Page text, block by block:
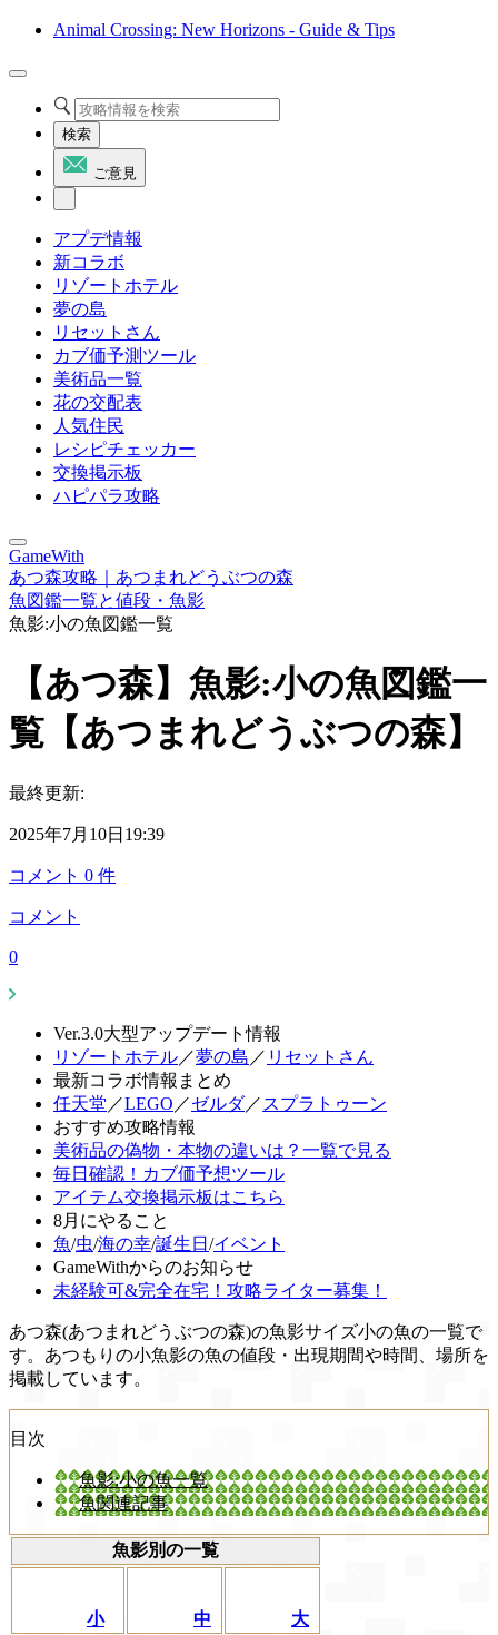
Animal Crossing: New Horizons - Guide & Tips
検索
ご意見
アプデ情報
新コラボ
リゾートホテル
夢の島
リセットさん
カブ価予測ツール
美術品一覧
花の交配表
人気住民
レシピチェッカー
交換掲示板
ハピパラ攻略
GameWith
あつ森攻略｜あつまれどうぶつの森
魚図鑑一覧と値段・魚影
魚影:小の魚図鑑一覧
【あつ森】魚影:小の魚図鑑一
覧【あつまれどうぶつの森】
最終更新:
2025年7月10日19:39
コメント 0 件
コメント
0
Ver.3.0大型アップデート情報
リゾートホテル／夢の島 ／ リセットさん
最新コラボ情報まとめ
任天堂 ／LEGO ／ゼルダ／ スプラトゥーン
おすすめ攻略情報
美術品の偽物・本物の違いは？一覧で見る
毎日確認！カブ価予想ツール
アイテム交換掲示板はこちら
8月にやること
魚/虫/海の幸/誕生日 /イベント
GameWithからのお知らせ
未経験可&完全在宅！攻略ライター募集！
あつ森(あつまれどうぶつの森)の魚影サイズ小の魚の一覧で
す。あつもりの小魚影の魚の値段・出現期間や時間、場所を
掲載しています。
目次
魚影:小の魚一覧
魚関連記事
魚影別の一覧
小 中 大